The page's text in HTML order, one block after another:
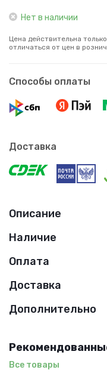
Нет в наличии
Цена действительна
отличаться от цен в
Способы оплаты
Доставка
Описание
Наличие
Оплата
Доставка
Дополнительно
Все товары